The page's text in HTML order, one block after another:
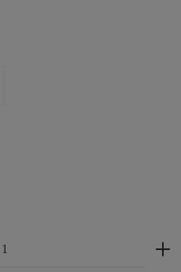
Wert ein